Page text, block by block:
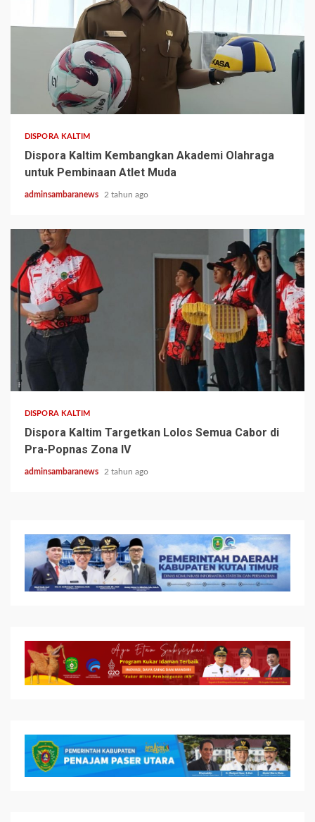
1 min read
DISPORA KALTIM
Dispora Kaltim Kembangkan Akademi Olahraga
untuk Pembinaan Atlet Muda
adminsambaranews 2 tahun ago
1 min read
DISPORA KALTIM
Dispora Kaltim Targetkan Lolos Semua Cabor di
Pra-Popnas Zona IV
adminsambaranews 2 tahun ago